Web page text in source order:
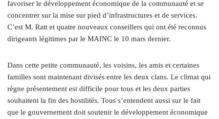
favoriser le développement économique de la communauté et se
concentrer sur la mise sur pied d’infrastructures et de services.
C’est M. Ratt et quatre nouveaux conseillers qui ont été reconnus
dirigeants légitimes par le MAINC le 10 mars dernier.
Dans cette petite communauté, les voisins, les amis et certaines
familles sont maintenant divisés entre les deux clans. Le climat qui
règne présentement est difficile pour tous et les deux parties
souhaitent la fin des hostilités. Tous s’entendent aussi sur le fait
que le gouvernement doit soutenir le développement économique